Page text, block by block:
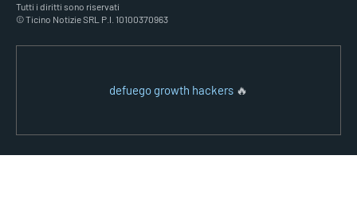
Tutti i diritti sono riservati
© Ticino Notizie SRL P.I. 10100370963
defuego growth hackers 🔥